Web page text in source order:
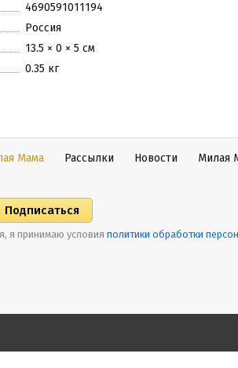
4690591011194
Россия
13.5 × 0 × 5 см
0.35 кг
Мама Рассылки Новости Милая
я принимаю условия политики обработки